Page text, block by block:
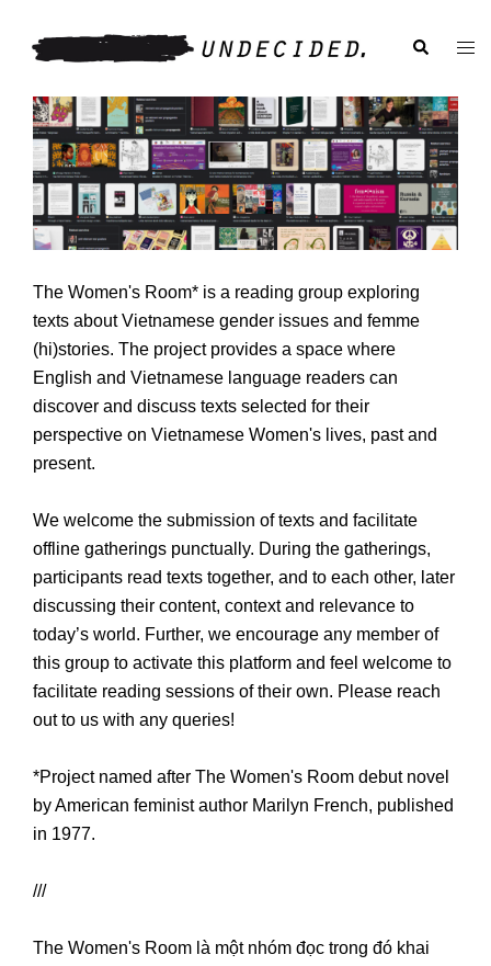
Search
The Women's Room* is a reading group exploring
texts about Vietnamese gender issues and femme
(hi)stories. The project provides a space where
English and Vietnamese language readers can
discover and discuss texts selected for their
perspective on Vietnamese Women's lives, past and
present.
We welcome the submission of texts and facilitate
offline gatherings punctually. During the gatherings,
participants read texts together, and to each other, later
discussing their content, context and relevance to
today’s world. Further, we encourage any member of
this group to activate this platform and feel welcome to
facilitate reading sessions of their own. Please reach
out to us with any queries!
*Project named after The Women's Room debut novel
by American feminist author Marilyn French, published
in 1977.
///
The Women's Room là một nhóm đọc trong đó khai